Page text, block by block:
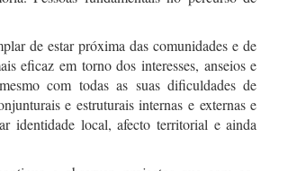
de estar próxima das comunidades e de
eficaz em torno dos interesses, anseios e
com todas as suas dificuldades de
e estruturais internas e externas e
identidade local, afecto territorial e ainda